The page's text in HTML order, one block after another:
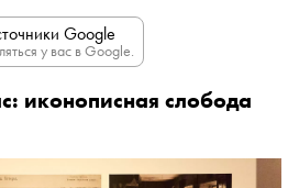
Google
у вас в Google.
иконописная слобода